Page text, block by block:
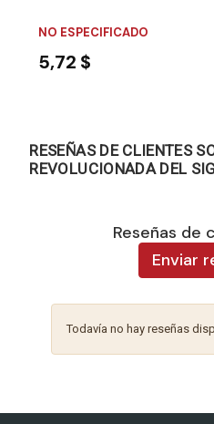
NO ESPECIFICADO
5,72 $
RESEÑAS DE CLIENTES
REVOLUCIONADA DEL
Reseñas de
Enviar
Todavía no hay reseñas